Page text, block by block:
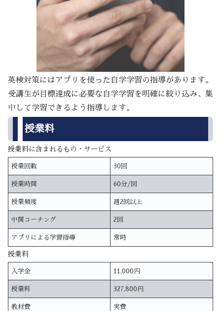
英検対策にはアプリを使った自学学習の指導があります。
受講生が目標達成に必要な自学学習を明確に絞り込み、集
中して学習できるよう指導します。
授業料
授業料に含まれるもの・サービス
授業回数 30回
授業時間 60分/回
授業頻度 週2回以上
中間コーチング 2回
アプリによる学習指導 常時
授業料
入学金 11,000円
授業料 327,800円
教材費 実費